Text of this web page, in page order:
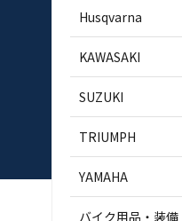
Husqvarna
KAWASAKI
SUZUKI
TRIUMPH
YAMAHA
バイク用品・装備